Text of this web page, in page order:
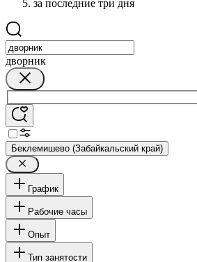
за последние три дня
дворник
Беклемишево (Забайкальский край)
График
Рабочие часы
Опыт
Тип занятости